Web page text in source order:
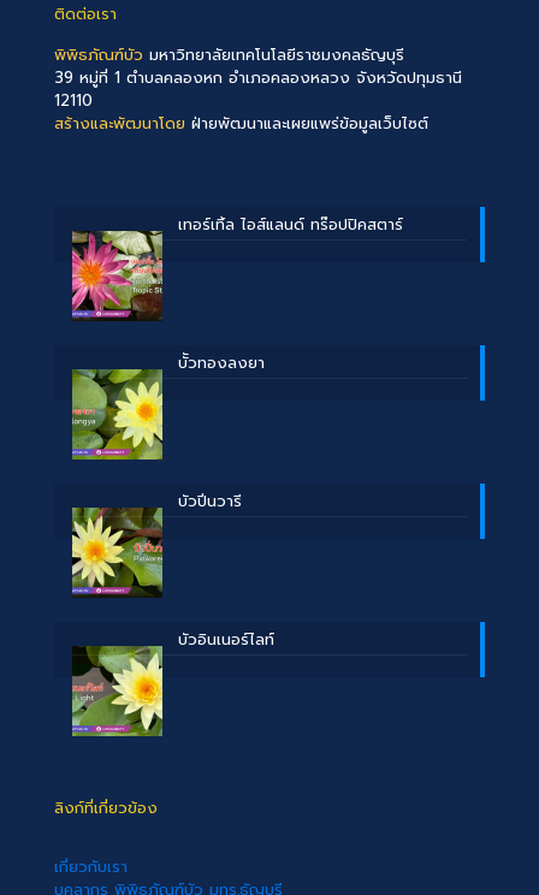
ติดต่อเรา
พิพิธภัณฑ์บัว มหาวิทยาลัยเทคโนโลยีราชมงคลธัญบุรี
39 หมู่ที่ 1 ตำบลคลองหก อำเภอคลองหลวง จังหวัดปทุมธานี
12110
สร้างและพัฒนาโดย ฝ่ายพัฒนาและเผยแพร่ข้อมูลเว็บไซต์
เทอร์เทิ้ล ไอส์แลนด์ ทร๊อปปิคสตาร์
บััวทองลงยา
บัวปิ่นวารี
บัวอินเนอร์ไลท์
ลิงก์ที่เกี่ยวข้อง
เกี่ยวกับเรา
บุคลากร พิพิธภัณฑ์บัว มทร.ธัญบุรี